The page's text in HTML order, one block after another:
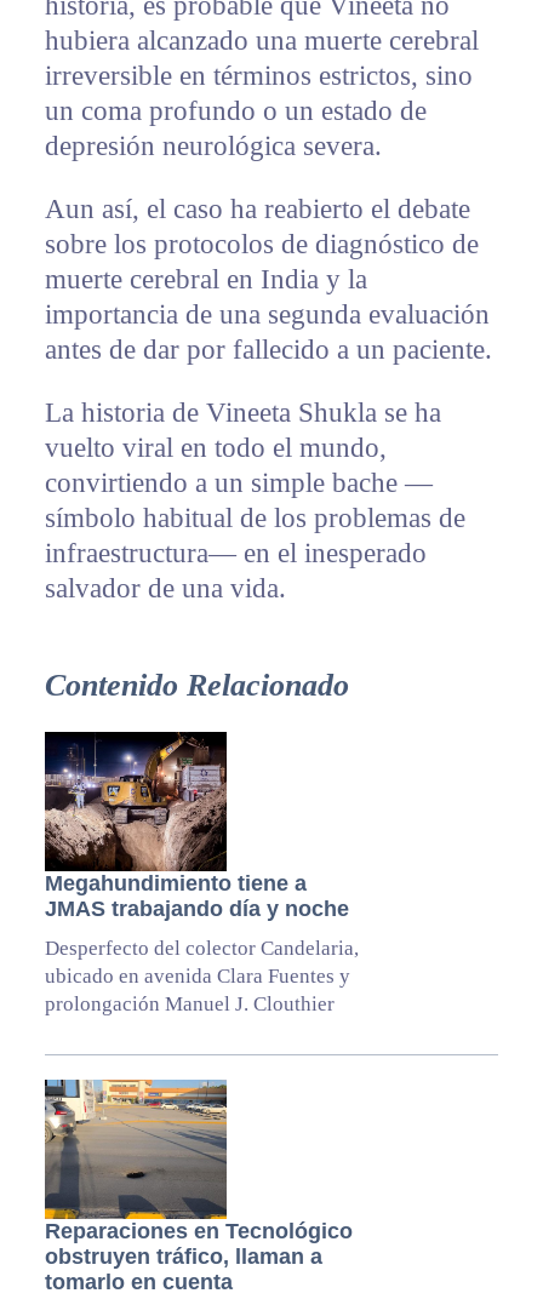
hubiera alcanzado una muerte cerebral
irreversible en términos estrictos, sino
un coma profundo o un estado de
depresión neurológica severa.
Aun así, el caso ha reabierto el debate
sobre los protocolos de diagnóstico de
muerte cerebral en India y la
importancia de una segunda evaluación
antes de dar por fallecido a un paciente.
La historia de Vineeta Shukla se ha
vuelto viral en todo el mundo,
convirtiendo a un simple bache —
símbolo habitual de los problemas de
infraestructura— en el inesperado
salvador de una vida.
Contenido Relacionado
Megahundimiento tiene a
JMAS trabajando día y noche
Desperfecto del colector Candelaria,
ubicado en avenida Clara Fuentes y
prolongación Manuel J. Clouthier
Reparaciones en Tecnológico
obstruyen tráfico, llaman a
tomarlo en cuenta